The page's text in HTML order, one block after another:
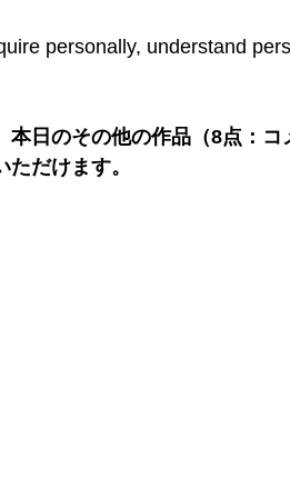
personally, understand
日のその他の作品（8点：コ
だけます。